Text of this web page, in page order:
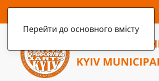
Перейти до основного вмісту